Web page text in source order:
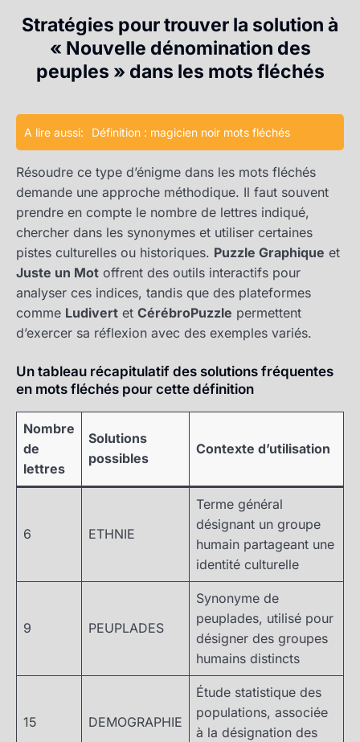
Stratégies pour trouver la solution à
« Nouvelle dénomination des
peuples » dans les mots fléchés
A lire aussi: Définition : magicien noir mots fléchés
Résoudre ce type d’énigme dans les mots fléchés
demande une approche méthodique. Il faut souvent
prendre en compte le nombre de lettres indiqué,
chercher dans les synonymes et utiliser certaines
pistes culturelles ou historiques. Puzzle Graphique et
Juste un Mot offrent des outils interactifs pour
analyser ces indices, tandis que des plateformes
comme Ludivert et CérébroPuzzle permettent
d’exercer sa réflexion avec des exemples variés.
Un tableau récapitulatif des solutions fréquentes
en mots fléchés pour cette définition
Nombre
de
lettres
Solutions
possibles
Contexte d’utilisation
6 ETHNIE
Terme général
désignant un groupe
humain partageant une
identité culturelle
9 PEUPLADES
Synonyme de
peuplades, utilisé pour
désigner des groupes
humains distincts
15 DEMOGRAPHIE
Étude statistique des
populations, associée
à la désignation des